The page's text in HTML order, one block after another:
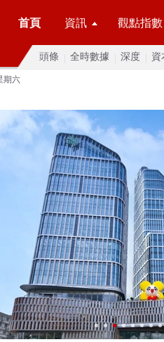
首頁 資訊 觀點指數
頭條 全時數據 深度 資
期六